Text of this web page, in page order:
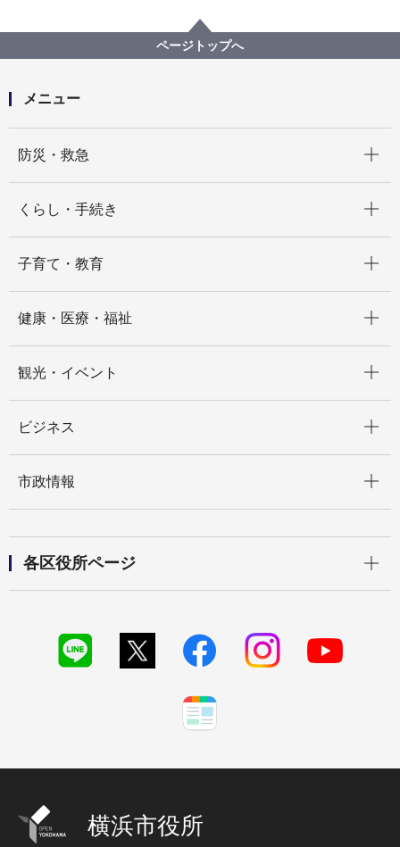
地産地消の取組「買う・味わう」
よこはまの農畜産物を味わう(よこはま地産地消サポー
ト店等)
ページトップへ
メニュー
防災・救急
くらし・手続き
子育て・教育
健康・医療・福祉
観光・イベント
ビジネス
市政情報
各区役所ページ
横浜市役所